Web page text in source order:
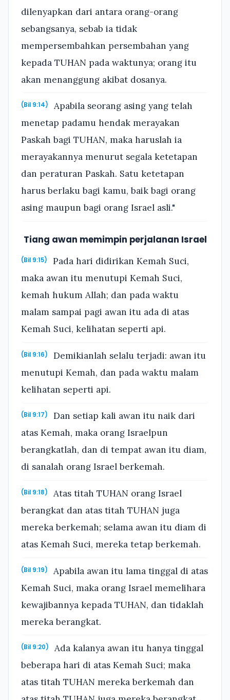
dilenyapkan dari antara orang-orang
sebangsanya, sebab ia tidak
mempersembahkan persembahan yang
kepada TUHAN pada waktunya; orang itu
akan menanggung akibat dosanya.
(Bil 9:14)
Apabila seorang asing yang telah
menetap padamu hendak merayakan
Paskah bagi TUHAN, maka haruslah ia
merayakannya menurut segala ketetapan
dan peraturan Paskah. Satu ketetapan
harus berlaku bagi kamu, baik bagi orang
asing maupun bagi orang Israel asli."
Tiang awan memimpin perjalanan Israel
(Bil 9:15)
Pada hari didirikan Kemah Suci,
maka awan itu menutupi Kemah Suci,
kemah hukum Allah; dan pada waktu
malam sampai pagi awan itu ada di atas
Kemah Suci, kelihatan seperti api.
(Bil 9:16)
Demikianlah selalu terjadi: awan itu
menutupi Kemah, dan pada waktu malam
kelihatan seperti api.
(Bil 9:17)
Dan setiap kali awan itu naik dari
atas Kemah, maka orang Israelpun
berangkatlah, dan di tempat awan itu diam,
di sanalah orang Israel berkemah.
(Bil 9:18)
Atas titah TUHAN orang Israel
berangkat dan atas titah TUHAN juga
mereka berkemah; selama awan itu diam di
atas Kemah Suci, mereka tetap berkemah.
(Bil 9:19)
Apabila awan itu lama tinggal di atas
Kemah Suci, maka orang Israel memelihara
kewajibannya kepada TUHAN, dan tidaklah
mereka berangkat.
(Bil 9:20)
Ada kalanya awan itu hanya tinggal
beberapa hari di atas Kemah Suci; maka
atas titah TUHAN mereka berkemah dan